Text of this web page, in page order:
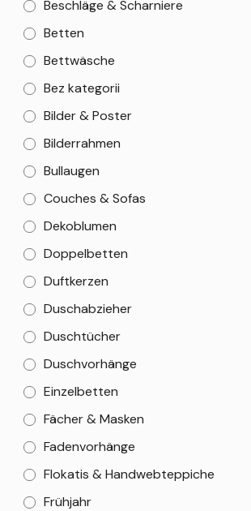
Beschläge & Scharniere
Betten
Bettwäsche
Bez kategorii
Bilder & Poster
Bilderrahmen
Bullaugen
Couches & Sofas
Dekoblumen
Doppelbetten
Duftkerzen
Duschabzieher
Duschtücher
Duschvorhänge
Einzelbetten
Fächer & Masken
Fadenvorhänge
Flokatis & Handwebteppiche
Frühjahr